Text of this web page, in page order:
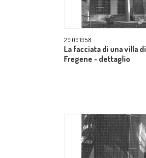
29.09.1958
La facciata di una villa di
Fregene - dettaglio